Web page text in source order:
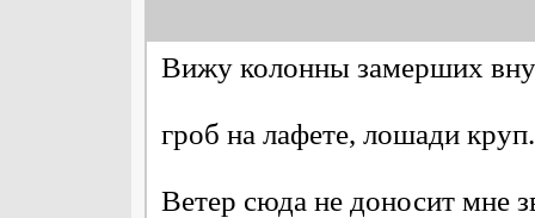
Вижу колонны замерших
гроб на лафете, лошади круп.
Ветер сюда не доносит мне